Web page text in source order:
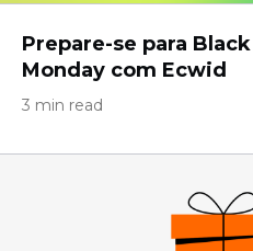
Prepare-se para
Monday com Ecwid
3 min read